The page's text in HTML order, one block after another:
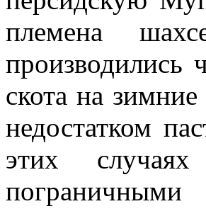
племена
производились
скота на
недостатком
этих